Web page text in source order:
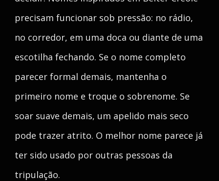
precisam funcionar sob pressão: no rádio,
no corredor, em uma doca ou diante de uma
escotilha fechando. Se o nome completo
parecer formal demais, mantenha o
primeiro nome e troque o sobrenome. Se
soar suave demais, um apelido mais seco
pode trazer atrito. O melhor nome parece já
ter sido usado por outras pessoas da
tripulação.